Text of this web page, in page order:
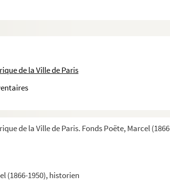
de la Ville de Paris
de la Ville de Paris. Fonds Poëte, Marcel
(1866-1950), historien
règle de l'ordre hospitalier du Saint-Esprit : thèse de s...
et textes rédigés de conférences, cours, arti...
de travail et textes rédigés